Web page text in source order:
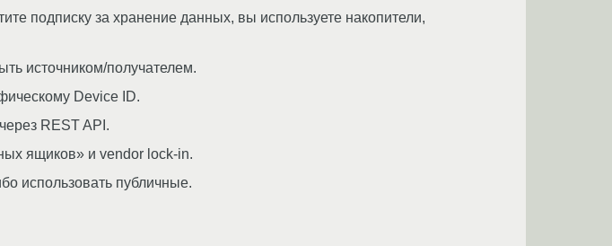
подписку за хранение данных, вы используете накопители,
источником/получателем.
Device ID.
REST API.
ящиков» и vendor lock‑in.
использовать публичные.